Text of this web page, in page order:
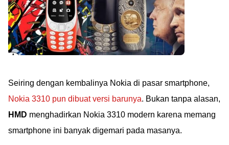
Seiring dengan kembalinya Nokia di pasar smartphone,
Nokia 3310 pun dibuat versi barunya. Bukan tanpa alasan,
HMD menghadirkan Nokia 3310 modern karena memang
smartphone ini banyak digemari pada masanya.